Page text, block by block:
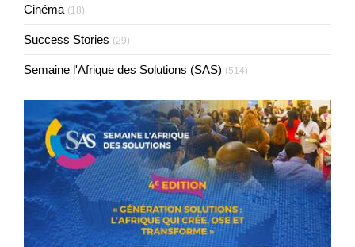
Cinéma (18)
Success Stories (29)
Semaine l'Afrique des Solutions (SAS) (514)